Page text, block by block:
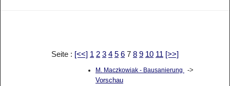
Seite : [<<] 1 2 3 4 5 6 7 8 9 10 11 [>>]
M. Maczkowiak - Bausanierung
->
Vorschau